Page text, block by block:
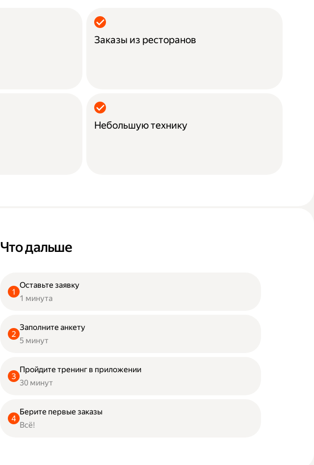
Заказы из ресторанов
Небольшую технику
Что дальше
Оставьте заявку
1 минута
Заполните анкету
5 минут
Пройдите тренинг в приложении
30 минут
Берите первые заказы
Всё!